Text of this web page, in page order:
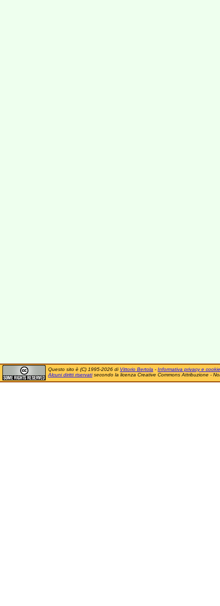
Questo sito è (C) 1995-2026 di Vittorio Bertola - Informativa privacy e cookie
Alcuni diritti riservatisecondo la licenza Creative Commons Attribuzione -